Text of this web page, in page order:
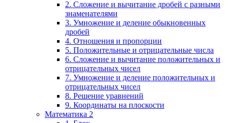
2. Сложение и вычитание дробей с разными
знаменателями
3. Умножение и деление обыкновенных
дробей
4. Отношения и пропорции
5. Положительные и отрицательные числа
6. Сложение и вычитание положительных и
отрицательных чисел
7. Умножение и деление положительных и
отрицательных чисел
8. Решение уравнений
9. Координаты на плоскости
Математика 2